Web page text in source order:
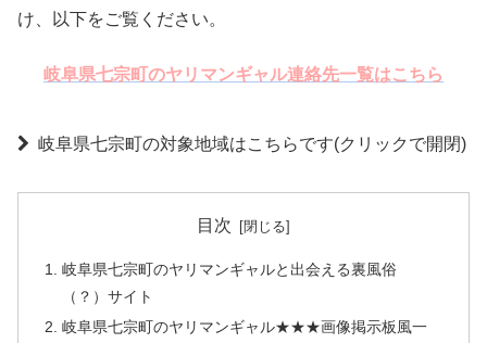
け、以下をご覧ください。
岐阜県七宗町のヤリマンギャル連絡先一覧はこちら
岐阜県七宗町の対象地域はこちらです(クリックで開閉)
目次
岐阜県七宗町のヤリマンギャルと出会える裏風俗
（？）サイト
岐阜県七宗町のヤリマンギャル★★★画像掲示板風一